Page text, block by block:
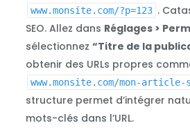
www.monsite.com/?p=123 .
SEO. Allez dans Réglages >
sélectionnez “Titre de la
obtenir des URLs propres
www.monsite.com/mon-article-
structure permet d’intégrer
mots-clés dans l’URL.